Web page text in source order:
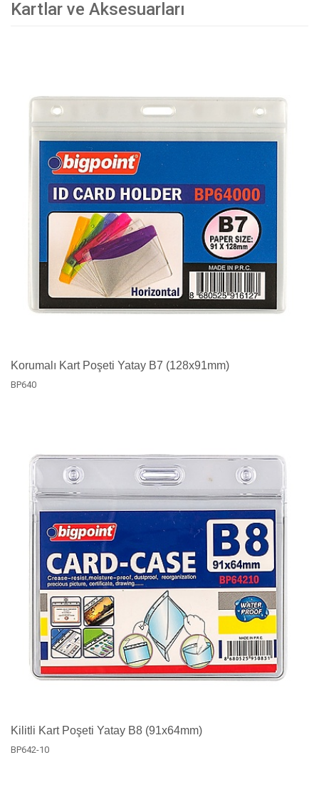
Kartlar ve Aksesuarları
Korumalı Kart Poşeti Yatay B7 (128x91mm)
BP640
Kilitli Kart Poşeti Yatay B8 (91x64mm)
BP642-10